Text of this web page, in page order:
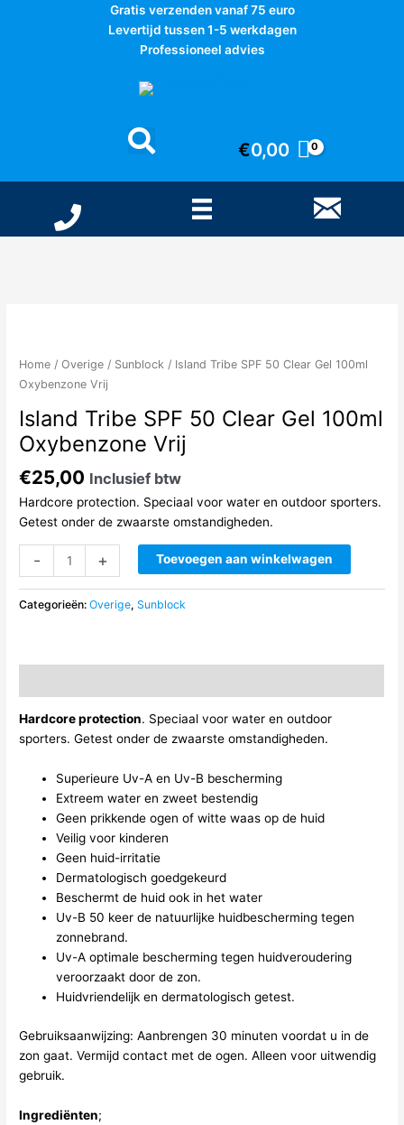
Gratis verzenden vanaf 75 euro
Levertijd tussen 1-5 werkdagen
Professioneel advies
€0,00
Home /Overige / Sunblock / Island Tribe SPF 50 Clear Gel 100ml
Oxybenzone Vrij
Island Tribe SPF 50 Clear Gel 100ml
Oxybenzone Vrij
€25,00 Inclusief btw
Hardcore protection. Speciaal voor water en outdoor sporters.
Getest onder de zwaarste omstandigheden.
-
Tribe
SPF
50
Vrij
aantal
+ Toevoegen aan winkelwagen
Categorieën:Overige,Sunblock
Hardcore protection. Speciaal voor water en outdoor
sporters. Getest onder de zwaarste omstandigheden.
Superieure Uv-A en Uv-B bescherming
Extreem water en zweet bestendig
Geen prikkende ogen of witte waas op de huid
Veilig voor kinderen
Geen huid-irritatie
Dermatologisch goedgekeurd
Beschermt de huid ook in het water
Uv-B 50 keer de natuurlijke huidbescherming tegen
zonnebrand.
Uv-A optimale bescherming tegen huidveroudering
veroorzaakt door de zon.
Huidvriendelijk en dermatologisch getest.
Gebruiksaanwijzing: Aanbrengen 30 minuten voordat u in de
zon gaat. Vermijd contact met de ogen. Alleen voor uitwendig
gebruik.
Ingrediënten;